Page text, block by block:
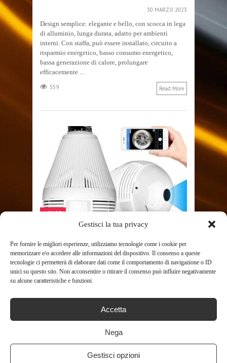
Gestisci la tua privacy
Per fornire le migliori esperienze, utilizziamo tecnologie come i cookie per
memorizzare e/o accedere alle informazioni del dispositivo. Il consenso a queste
tecnologie ci permetterà di elaborare dati come il comportamento di navigazione o ID
unici su questo sito. Non acconsentire o ritirare il consenso può influire negativamente
su alcune caratteristiche e funzioni.
Accetta
Nega
Gestisci opzioni
30 MARZO 2023
Design semplice: elegante e bello, con scocca in lega
di alluminio, lunga durata, adatto per ambienti
interni. Con staffa, può essere installato, circuito a
risparmio energetico, basso consumo energetico,
bassa generazione di calore, prolungare
efficacemente ...
559 Read More
SHOP
VIDEOCAMERE
SORVEGLIANZA SICUREZZA
TELECAMERA
LAMPADINA A LED WIFI ...
L’installazione è semplice: puoi ottenerla in un
monitoraggio remoto tramite APP per cellulare,